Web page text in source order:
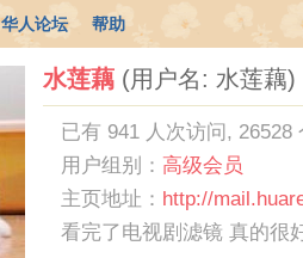
华人论坛 帮助
水莲藕 (用户名: 水莲藕)
已有 941 人次访问,
用户组别： 高级会员
主页地址： http://
看完了电视剧滤镜 真的很